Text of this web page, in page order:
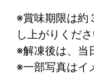
※賞味期限は約
し上がりくださ
※解凍後は、当
※一部写真はイ